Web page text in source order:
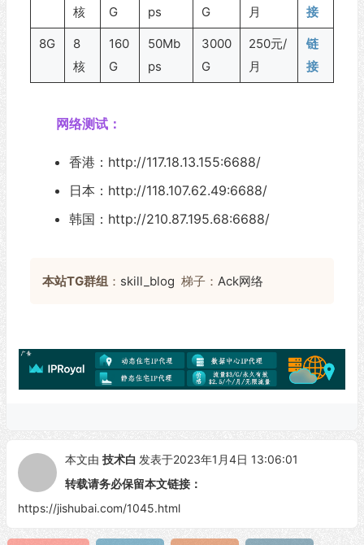
核
G
ps
G
月
接
8G
8
核
160
G
50Mb
ps
3000
G
250元/
月
链
接
网络测试：
香港：http://117.18.13.155:6688/
日本：http://118.107.62.49:6688/
韩国：http://210.87.195.68:6688/
本站TG群组： skill_blog 梯子： Ack网络
本文由 技术白 发表于2023年1月4日 13:06:01
转载请务必保留本文链接：
https://jishubai.com/1045.html